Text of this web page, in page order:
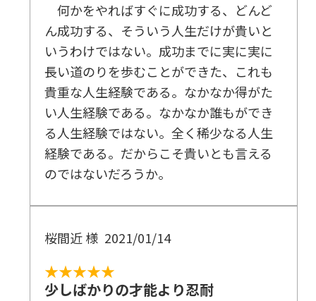
何かをやればすぐに成功する、どんど
ん成功する、そういう人生だけが貴いと
いうわけではない。成功までに実に実に
長い道のりを歩むことができた、これも
貴重な人生経験である。なかなか得がた
い人生経験である。なかなか誰もができ
る人生経験ではない。全く稀少なる人生
経験である。だからこそ貴いとも言える
のではないだろうか。
桜間近 様 2021/01/14
★★★★★
少しばかりの才能より忍耐